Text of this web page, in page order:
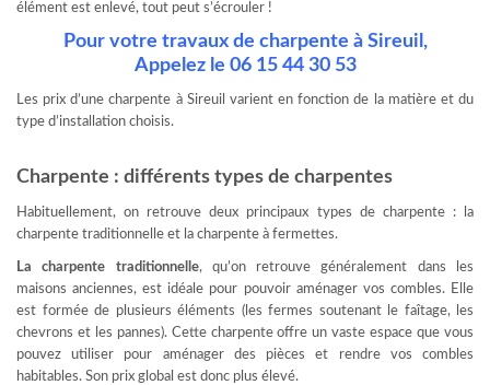
élément est enlevé, tout peut s’écrouler !
Pour votre travaux de charpente à Sireuil,
Appelez le 06 15 44 30 53
Les prix d’une charpente à Sireuil varient en fonction de la matière et du
type d’installation choisis.
Charpente : différents types de charpentes
Habituellement, on retrouve deux principaux types de charpente : la
charpente traditionnelle et la charpente à fermettes.
La charpente traditionnelle, qu’on retrouve généralement dans les
maisons anciennes, est idéale pour pouvoir aménager vos combles. Elle
est formée de plusieurs éléments (les fermes soutenant le faîtage, les
chevrons et les pannes). Cette charpente offre un vaste espace que vous
pouvez utiliser pour aménager des pièces et rendre vos combles
habitables. Son prix global est donc plus élevé.